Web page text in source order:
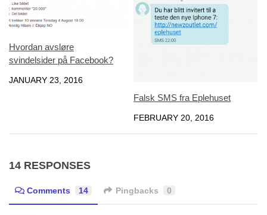
Hvordan avsløre
svindelsider på Facebook?
JANUARY 23, 2016
Falsk SMS fra Eplehuset
FEBRUARY 20, 2016
14 RESPONSES
Comments 14 Pingbacks 0